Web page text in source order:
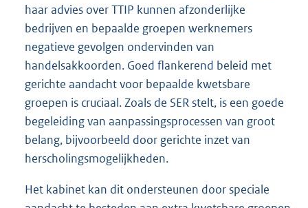
haar advies over TTIP kunnen afzonderlijke
bedrijven en bepaalde groepen werknemers
negatieve gevolgen ondervinden van
handelsakkoorden. Goed flankerend beleid met
gerichte aandacht voor bepaalde kwetsbare
groepen is cruciaal. Zoals de SER stelt, is een goede
begeleiding van aanpassingsprocessen van groot
belang, bijvoorbeeld door gerichte inzet van
herscholingsmogelijkheden.
Het kabinet kan dit ondersteunen door speciale